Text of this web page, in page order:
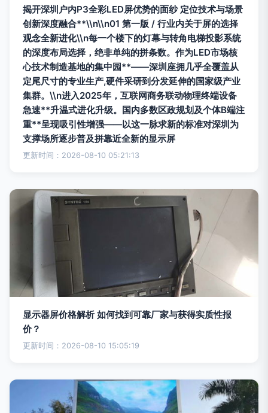
揭开深圳户内P3全彩LED屏优势的面纱 定位技术与场景
创新深度融合**\\n\\n01 第一版 / 行业内关于屏的选择
观念全新进化\\n每一个楼下的灯幕与转角电梯投影系统
的深度布局选择，绝非单纯的拼条数。作为LED市场核
心技术制造基地的集中园**——深圳座拥几乎全覆盖从
定尾尺寸的专业生产,硬件采研到分发延伸的国家级产业
集群。\\n进入2025年，互联网商务联动物理终端设备
急速**升温式进化升级。国内多数区政规划及个体B端注
重**呈现吸引性增强——以这一脉求新的标准对深圳为
支撑场所逐步普及拼靠近全新的显示屏
更新时间：2026-08-10 05:21:13
显示器屏价格解析 如何找到可靠厂家与获得实质性报
价？
更新时间：2026-08-10 15:05:19